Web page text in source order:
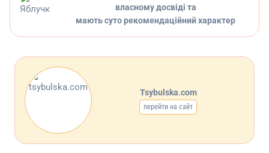
власному досвіді та
мають суто рекомендаційний характер
Tsybulska.com
перейти на сайт